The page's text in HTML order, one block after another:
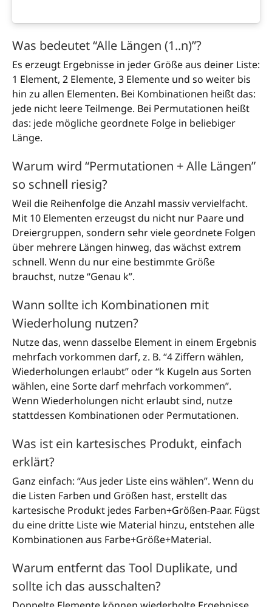
Was bedeutet “Alle Längen (1..n)”?
Es erzeugt Ergebnisse in jeder Größe aus deiner Liste:
1 Element, 2 Elemente, 3 Elemente und so weiter bis
hin zu allen Elementen. Bei Kombinationen heißt das:
jede nicht leere Teilmenge. Bei Permutationen heißt
das: jede mögliche geordnete Folge in beliebiger
Länge.
Warum wird “Permutationen + Alle Längen”
so schnell riesig?
Weil die Reihenfolge die Anzahl massiv vervielfacht.
Mit 10 Elementen erzeugst du nicht nur Paare und
Dreiergruppen, sondern sehr viele geordnete Folgen
über mehrere Längen hinweg, das wächst extrem
schnell. Wenn du nur eine bestimmte Größe
brauchst, nutze “Genau k”.
Wann sollte ich Kombinationen mit
Wiederholung nutzen?
Nutze das, wenn dasselbe Element in einem Ergebnis
mehrfach vorkommen darf, z. B. “4 Ziffern wählen,
Wiederholungen erlaubt” oder “k Kugeln aus Sorten
wählen, eine Sorte darf mehrfach vorkommen”.
Wenn Wiederholungen nicht erlaubt sind, nutze
stattdessen Kombinationen oder Permutationen.
Was ist ein kartesisches Produkt, einfach
erklärt?
Ganz einfach: “Aus jeder Liste eins wählen”. Wenn du
die Listen Farben und Größen hast, erstellt das
kartesische Produkt jedes Farben+Größen-Paar. Fügst
du eine dritte Liste wie Material hinzu, entstehen alle
Kombinationen aus Farbe+Größe+Material.
Warum entfernt das Tool Duplikate, und
sollte ich das ausschalten?